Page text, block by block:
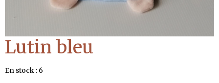
Lutin bleu
En stock : 6